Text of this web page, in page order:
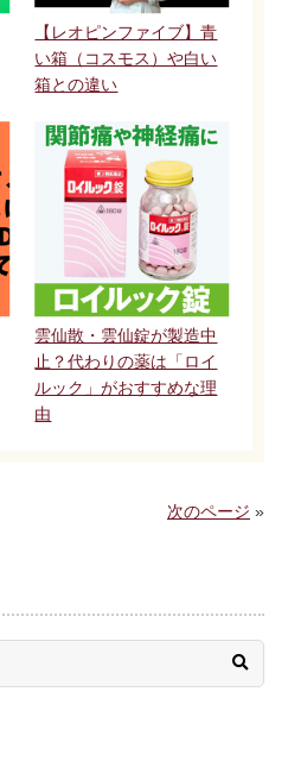
【レオピンファイブ】青
い箱（コスモス）や白い
箱との違い
雲仙散・雲仙錠が製造中
止？代わりの薬は「ロイ
ルック」がおすすめな理
由
次のページ »